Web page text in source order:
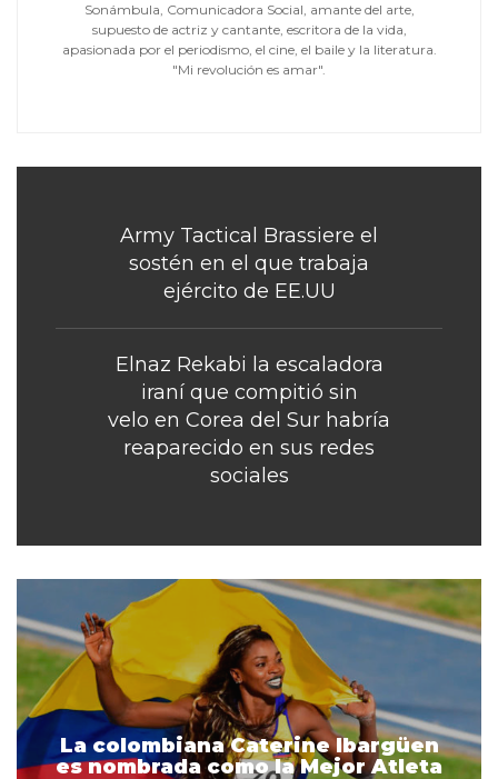
Sonámbula, Comunicadora Social, amante del arte,
supuesto de actriz y cantante, escritora de la vida,
apasionada por el periodismo, el cine, el baile y la literatura.
"Mi revolución es amar".
Army Tactical Brassiere el
sostén en el que trabaja
ejército de EE.UU
Elnaz Rekabi la escaladora
iraní que compitió sin
velo en Corea del Sur habría
reaparecido en sus redes
sociales
La colombiana Caterine Ibargüen
es nombrada como la Mejor Atleta